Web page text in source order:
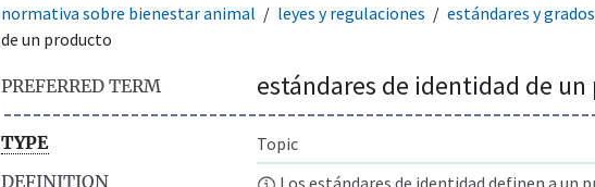
normativa sobre bienestar animal
leyes y regulaciones estándares y grados
de un producto
PREFERRED TERM estándares de identidad de
TYPE
Topic
DEFINITION
Los estándares de identidad definen a un